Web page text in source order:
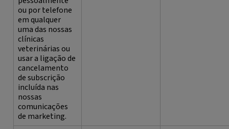
ou por telefone
em qualquer
uma das nossas
clínicas
veterinárias ou
usar a ligação de
cancelamento
de subscrição
incluída nas
nossas
comunicações
de marketing.